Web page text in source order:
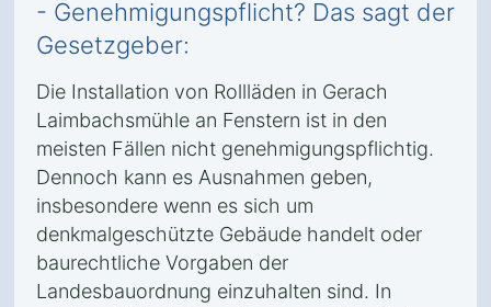
- Genehmigungspflicht? Das sagt der
Gesetzgeber:
Die Installation von Rollläden in Gerach
Laimbachsmühle an Fenstern ist in den
meisten Fällen nicht genehmigungspflichtig.
Dennoch kann es Ausnahmen geben,
insbesondere wenn es sich um
denkmalgeschützte Gebäude handelt oder
baurechtliche Vorgaben der
Landesbauordnung einzuhalten sind. In